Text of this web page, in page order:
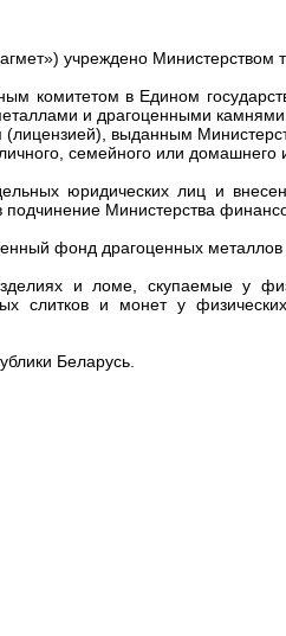
учреждено Министерством
комитетом в Едином
и драгоценными
выданным
семейного или домашнего
юридических лиц и
Министерства
фонд драгоценных
и ломе, скупаемые у
слитков и монет у
Беларусь.